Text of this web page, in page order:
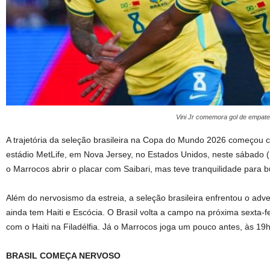
Vini Jr comemora gol de
A trajetória da seleção brasileira na Copa do Mundo 2026 começou
estádio MetLife, em Nova Jersey, no Estados Unidos, neste sábado
o Marrocos abrir o placar com Saibari, mas teve tranquilidade para
Além do nervosismo da estreia, a seleção brasileira enfrentou o
ainda tem Haiti e Escócia. O Brasil volta a campo na próxima
com o Haiti na Filadélfia. Já o Marrocos joga um pouco antes, às
BRASIL COMEÇA NERVOSO